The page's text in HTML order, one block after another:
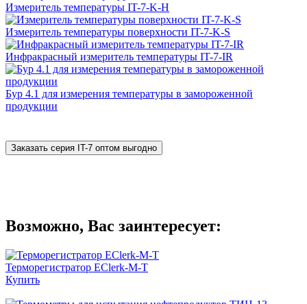
Измеритель температуры IT-7-K-H
Измеритель температуры поверхности IT-7-K-S
Инфракрасный измеритель температуры IT-7-IR
Бур 4.1 для измерения температуры в замороженной
продукции
Заказать серия IT-7 оптом выгодно
Возможно, Вас заинтересует:
Терморегистратор EClerk-M-T
Купить